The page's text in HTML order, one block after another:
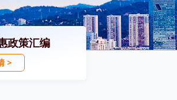
政策汇编
>